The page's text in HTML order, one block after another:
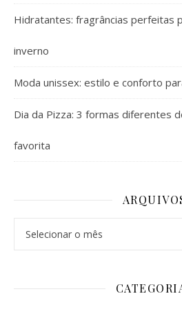
Hidratantes: fragrâncias perfeitas
inverno
Moda unissex: estilo e conforto
Dia da Pizza: 3 formas diferentes
favorita